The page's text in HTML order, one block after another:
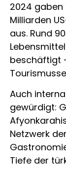
2024 gaben
Milliarden
aus. Rund
beschäftigt
Auch
gewürdigt:
Netzwerk
Tiefe der